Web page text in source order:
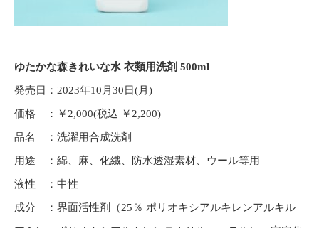
ゆたかな森きれいな水衣類用洗剤 500ml
発売日：2023年10月30日(月)
価格 ：￥2,000(税込 ￥2,200)
品名 ：洗濯用合成洗剤
用途 ：綿、麻、化繊、防水透湿素材、ウール等用
液性 ：中性
成分 ：界面活性剤（25％ ポリオキシアルキレンアルキル